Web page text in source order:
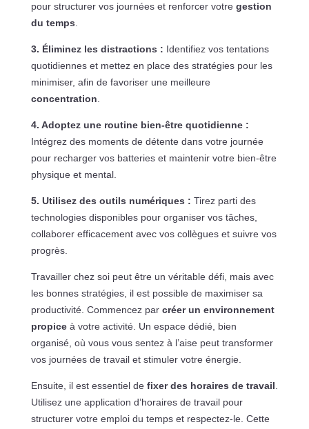
pour structurer vos journées et renforcer votre gestion
du temps
3. Éliminez les distractions : Identifiez vos tentations
quotidiennes et mettez en place des stratégies pour les
minimiser, afin de favoriser une meilleure
concentration
4. Adoptez une routine bien-être quotidienne :
Intégrez des moments de détente dans votre journée
pour recharger vos batteries et maintenir votre bien-être
physique et mental.
5. Utilisez des outils numériques : Tirez parti des
technologies disponibles pour organiser vos tâches,
collaborer efficacement avec vos collègues et suivre vos
progrès.
Travailler chez soi peut être un véritable défi, mais avec
les bonnes stratégies, il est possible de maximiser sa
productivité. Commencez par créer un environnement
propiceà votre activité. Un espace dédié, bien
organisé, où vous vous sentez à l’aise peut transformer
vos journées de travail et stimuler votre énergie.
Ensuite, il est essentiel de fixer des horaires de travail
Utilisez une application d’horaires de travail pour
structurer votre emploi du temps et respectez-le. Cette